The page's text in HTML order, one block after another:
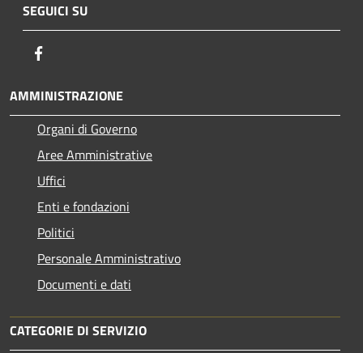
SEGUICI SU
AMMINISTRAZIONE
Organi di Governo
Aree Amministrative
Uffici
Enti e fondazioni
Politici
Personale Amministrativo
Documenti e dati
CATEGORIE DI SERVIZIO